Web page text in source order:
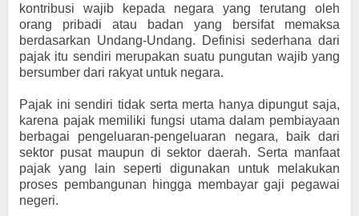
kontribusi wajib kepada negara yang terutang oleh
orang pribadi atau badan yang bersifat memaksa
berdasarkan Undang-Undang. Definisi sederhana dari
pajak itu sendiri merupakan suatu pungutan wajib yang
bersumber dari rakyat untuk negara.
Pajak ini sendiri tidak serta merta hanya dipungut saja,
karena pajak memiliki fungsi utama dalam pembiayaan
berbagai pengeluaran-pengeluaran negara, baik dari
sektor pusat maupun di sektor daerah. Serta manfaat
pajak yang lain seperti digunakan untuk melakukan
proses pembangunan hingga membayar gaji pegawai
negeri.